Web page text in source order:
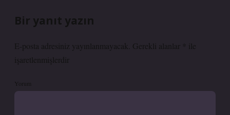
Bir yanıt yazın
E-posta adresiniz yayınlanmayacak. Gerekli alanlar
ile
işaretlenmişlerdir
Yorum